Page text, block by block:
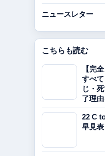
ニュースレター
こちらも読む
【完
すべ
じ・
了理
22 C
早見